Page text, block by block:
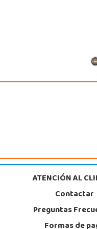
18100,
03509,
ATENCIÓN AL
Contactar
Preguntas